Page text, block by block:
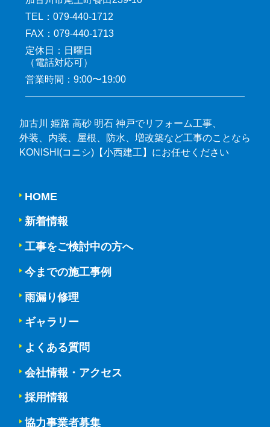
TEL：079-440-1712
FAX：079-440-1713
定休日：日曜日
（電話対応可）
営業時間：9:00〜19:00
加古川 姫路 高砂 明石 神戸でリフォーム工事、
外装、内装、屋根、防水、増改築など工事のことなら
KONISHI(コニシ)【小西建工】にお任せください
HOME
新着情報
工事をご検討中の方へ
今までの施工事例
雨漏り修理
ギャラリー
よくある質問
会社情報・アクセス
採用情報
協力事業者募集